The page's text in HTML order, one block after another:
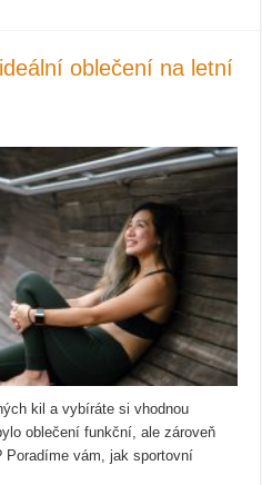
oblečení na letní
kil a vybíráte si vhodnou
oblečení funkční, ale zároveň
Poradíme vám, jak sportovní